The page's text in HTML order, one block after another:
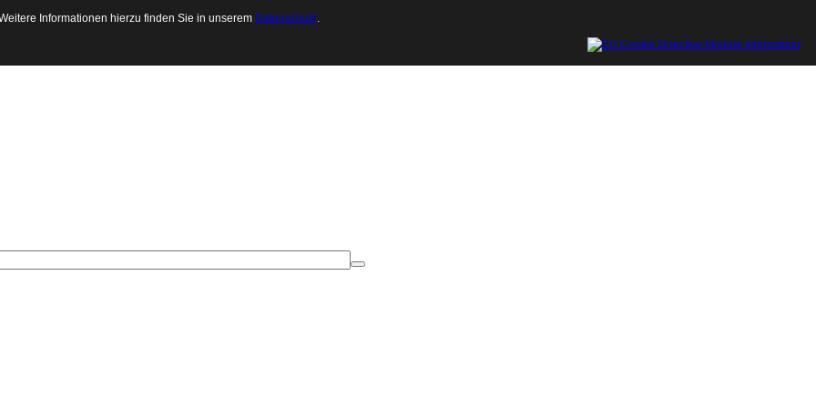
Informationen hierzu finden Sie in unserem Datenschutz.